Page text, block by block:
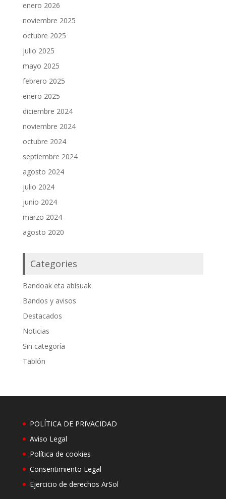
enero 2026
noviembre 2025
octubre 2025
julio 2025
mayo 2025
febrero 2025
enero 2025
diciembre 2024
noviembre 2024
octubre 2024
septiembre 2024
agosto 2024
julio 2024
junio 2024
marzo 2024
agosto 2020
Categories
Bandoak eta abisuak
Bandos y avisos
Destacados
Noticias
Sin categoría
Tablón
POLÍTICA DE PRIVACIDAD
Aviso Legal
Política de cookies
Consentimiento Legal
Ejercicio de derechos ArSol